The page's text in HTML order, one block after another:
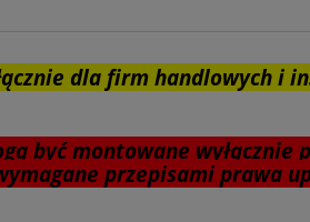
dla firm handlowych i
być montowane wyłącznie
przepisami prawa